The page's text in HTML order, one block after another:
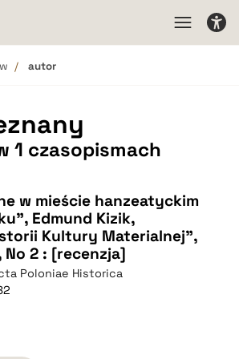
autor
1 czasopismach
w mieście hanzeatyckim
Edmund Kizik,
Kultury Materialnej",
No 2 : [recenzja]
Poloniae Historica